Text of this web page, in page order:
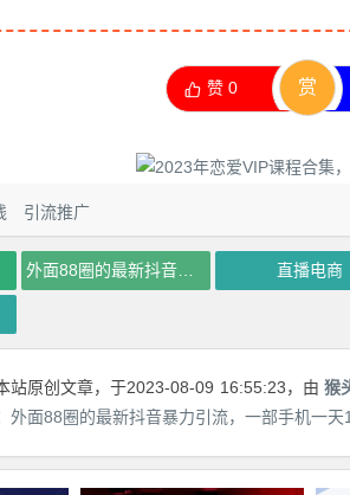
赞0 赏
引流推广
外面88圈的最新抖音暴力引流，一部手机一天100-200流量没问题 直播电商
站原创文章，于2023-08-09 16:55:23，由 猴
外面88圈的最新抖音暴力引流，一部手机一